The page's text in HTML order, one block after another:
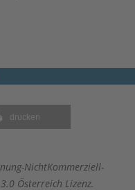
drucken
NichtKommerziell-
Österreich Lizenz.